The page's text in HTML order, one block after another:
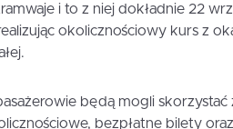
i to z niej dokładnie 22
okolicznościowy kurs z
będą mogli
bezpłatne bilety